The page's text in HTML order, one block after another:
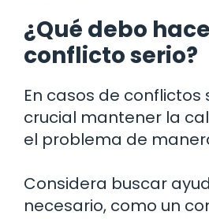
¿Qué debo
conflicto serio?
En casos de conflictos
crucial mantener la
el problema de
Considera buscar
necesario, como un